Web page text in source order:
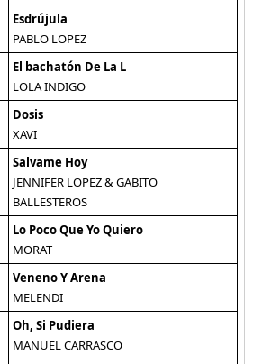
Esdrújula
PABLO LOPEZ
El bachatón De La L
LOLA INDIGO
Dosis
XAVI
Salvame Hoy
JENNIFER LOPEZ & GABITO
BALLESTEROS
Lo Poco Que Yo Quiero
MORAT
Veneno Y Arena
MELENDI
Oh, Si Pudiera
MANUEL CARRASCO